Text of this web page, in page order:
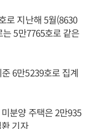
로 지난해 5월(8630
5만7765호로 같은
6만5239호로 집계
분양 주택은 2만935
기자